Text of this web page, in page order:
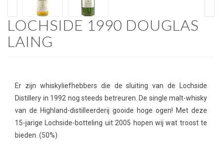
LOCHSIDE 1990 DOUGLAS
LAING
Er zijn whiskyliefhebbers die de sluiting van de Lochside
Distillery in 1992 nog steeds betreuren. De single malt-whisky
van de Highland-distilleerderij gooide hoge ogen! Met deze
15-jarige Lochside-botteling uit 2005 hopen wij wat troost te
bieden. (50%)